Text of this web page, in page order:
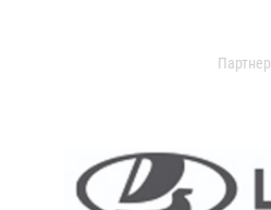
Партнер